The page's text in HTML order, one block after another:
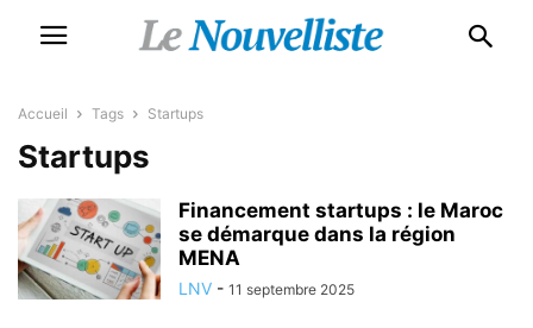
Accueil Tags Startups
Startups
Financement startups : le Maroc
se démarque dans la région
MENA
LNV - 11 septembre 2025